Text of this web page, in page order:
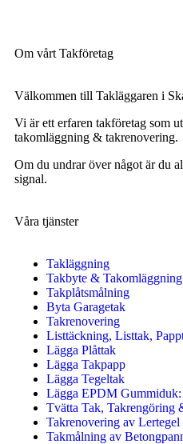
Om vårt Takföretag
Välkommen till Takläggaren i
Vi är ett erfaren takföretag som
takomläggning & takrenovering.
Om du undrar över något är du
signal.
Våra tjänster
Takläggning
Takbyte & Takomläggning
Takplåtsmålning
Byta Garagetak
Takrenovering
Listtäckning, Listtak,
Lägga Plåttak
Lägga Takpapp
Lägga Tegeltak
Lägga EPDM
Tvätta Tak, Takrengöring
Takrenovering av
Takmålning av